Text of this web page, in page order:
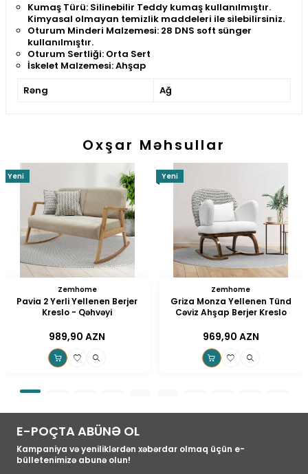
Kumaş Türü: Silinebilir Teddy kumaş kullanılmıştır.
Kimyasal olmayan temizlik maddeleri ile silebilirsiniz.
Oturum Minderi Malzemesi: 28 DNS soft sünger
kullanılmıştır.
Oturum Sertliği: Orta Sert
İskelet Malzemesi:Ahşap
Rəng
Ağ
Oxşar Məhsullar
Yeni
Zemhome
Pavia 2 Yerli Yellenen Berjer
Kreslo - Qəhvəyi
989,90 AZN
Yeni
Zemhome
Griza Monza Yellenen Tünd
Cəviz Ahşap Berjer Kreslo
969,90 AZN
E-POÇTA ABÜNƏ OL
Kampaniya və yeniliklərdən xəbərdar olmaq üçün e-
bülletenimizə abunə olun!